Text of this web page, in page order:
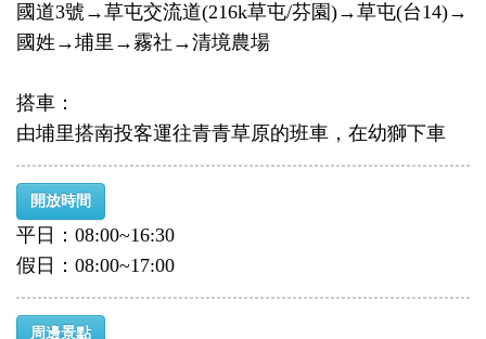
國道3號→草屯交流道(216k草屯/芬園)→草屯(台14)→
國姓→埔里→霧社→清境農場
搭車：
由埔里搭南投客運往青青草原的班車，在幼獅下車
開放時間
平日：08:00~16:30
假日：08:00~17:00
周邊景點